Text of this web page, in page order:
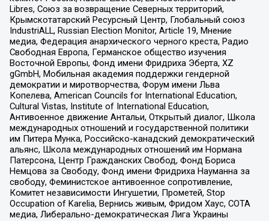
Libres, Союз за возвращение Северных территорий,
Крымскотатарский Ресурсный Центр, Глобальный союз
IndustriALL, Russian Election Monitor, Article 19, Мнение
медиа, Федерация анархического черного креста, Радио
Свободная Европа, Германское общество изучения
Восточной Европы, Фонд имени Фридриха Эберта, XZ
gGmbH, Мобильная академия поддержки гендерной
демократии и миротворчества, Форум имени Льва
Копелева, American Councils for International Education,
Cultural Vistas, Institute of International Education,
Антивоенное движение Антальи, Открытый диалог, Школа
международных отношений и государственной политики
им Питера Мунка, Российско-канадский демократический
альянс, Школа международных отношений им Нормана
Патерсона, Центр Гражданских Свобод, Фонд Бориса
Немцова за Свободу, Фонд имени Фридриха Науманна за
свободу, Феминистское антивоенное сопротивление,
Комитет независимости Ингушетии, Прометей, Stop
Occupation of Karelia, Вернись живым, Фридом Хаус, СОТА
медиа, Либерально-демократическая Лига Украины